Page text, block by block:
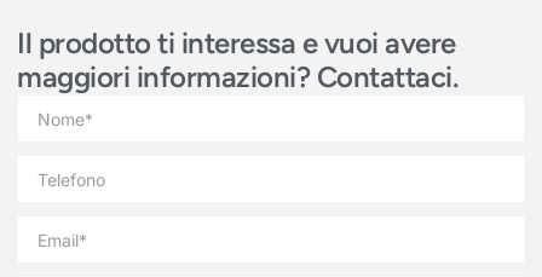
Il prodotto ti interessa e vuoi avere
maggiori informazioni? Contattaci.